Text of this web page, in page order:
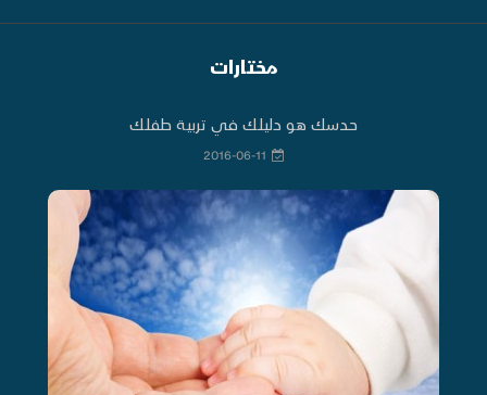
مختارات
حدسك هو دليلك في تربية طفلك
2016-06-11